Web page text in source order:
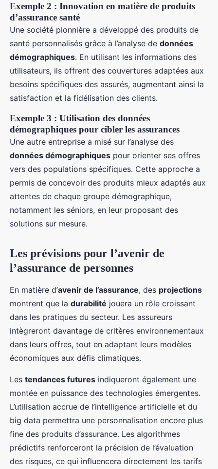
Exemple 2 : Innovation en matière de produits
d’assurance santé
Une société pionnière a développé des produits de
santé personnalisés grâce à l’analyse de données
démographiques. En utilisant les informations des
utilisateurs, ils offrent des couvertures adaptées aux
besoins spécifiques des assurés, augmentant ainsi la
satisfaction et la fidélisation des clients.
Exemple 3 : Utilisation des données
démographiques pour cibler les assurances
Une autre entreprise a misé sur l’analyse des
données démographiques pour orienter ses offres
vers des populations spécifiques. Cette approche a
permis de concevoir des produits mieux adaptés aux
attentes de chaque groupe démographique,
notamment les séniors, en leur proposant des
solutions sur mesure.
Les prévisions pour l’avenir de
l’assurance de personnes
En matière d’avenir de l’assurance, des projections
montrent que la durabilité jouera un rôle croissant
dans les pratiques du secteur. Les assureurs
intègreront davantage de critères environnementaux
dans leurs offres, tout en adaptant leurs modèles
économiques aux défis climatiques.
Les tendances futures indiqueront également une
montée en puissance des technologies émergentes.
L’utilisation accrue de l’intelligence artificielle et du
big data permettra une personnalisation encore plus
fine des produits d’assurance. Les algorithmes
prédictifs renforceront la précision de l’évaluation
des risques, ce qui influencera directement les tarifs